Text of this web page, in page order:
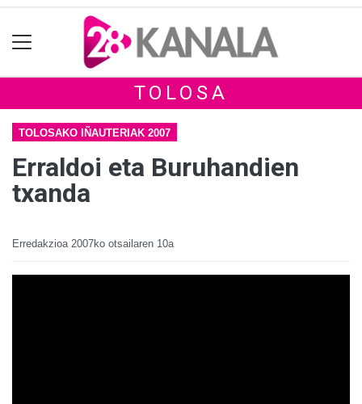
TOLOSA
TOLOSAKO IÑAUTERIAK 2007
Erraldoi eta Buruhandien
txanda
Erredakzioa 2007ko otsailaren 10a